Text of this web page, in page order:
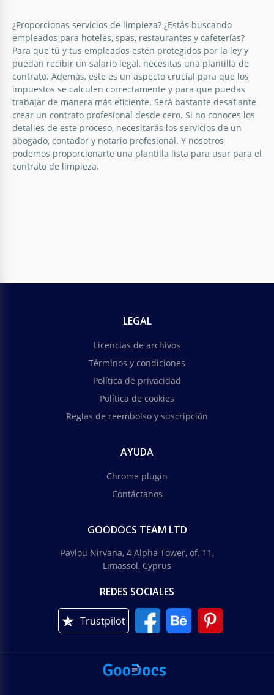
¿Proporcionas servicios de limpieza? ¿Estás buscando
empleados para hoteles, spas, restaurantes y cafeterías?
Para que tú y tus empleados estén protegidos por la ley y
puedan recibir un salario legal, necesitas una plantilla de
contrato. Además, este es un aspecto crucial para que los
impuestos se calculen correctamente y para que puedas
trabajar de manera más eficiente. Será bastante desafiante
crear un contrato profesional desde cero. Si no conoces los
detalles de este proceso, necesitarás los servicios de un
abogado, contador y notario profesional. Y nosotros
podemos proporcionarte una plantilla lista para usar para el
contrato de limpieza.
LEGAL
Licencias de archivos
Términos y condiciones
Política de privacidad
Política de cookies
Reglas de reembolso y suscripción
AYUDA
Chrome plugin
Contáctanos
GOODOCS TEAM LTD
Pavlou Nirvana, 4 Alpha Tower, of. 11,
Limassol, Cyprus
REDES SOCIALES
Trustpilot